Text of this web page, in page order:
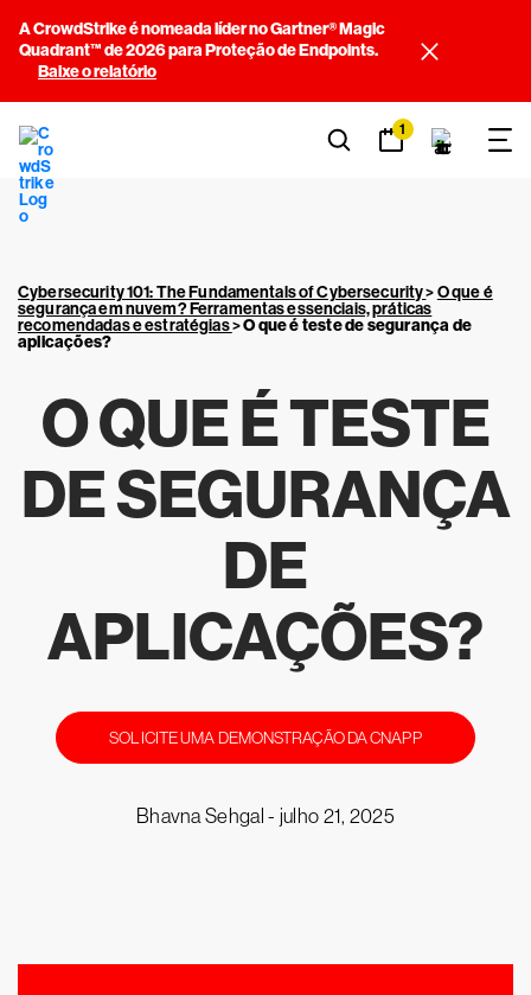
A CrowdStrike é nomeada líder no Gartner® Magic
Quadrant™ de 2026 para Proteção de Endpoints.
Baixe o relatório
1
Cybersecurity 101: The Fundamentals of Cybersecurity>O que é
segurança em nuvem? Ferramentas essenciais, práticas
recomendadas e estratégias>O que é teste de segurança de
aplicações?
O QUE É TESTE
DE SEGURANÇA
DE
APLICAÇÕES?
SOLICITE UMA DEMONSTRAÇÃO DA CNAPP
Bhavna Sehgal - julho 21, 2025